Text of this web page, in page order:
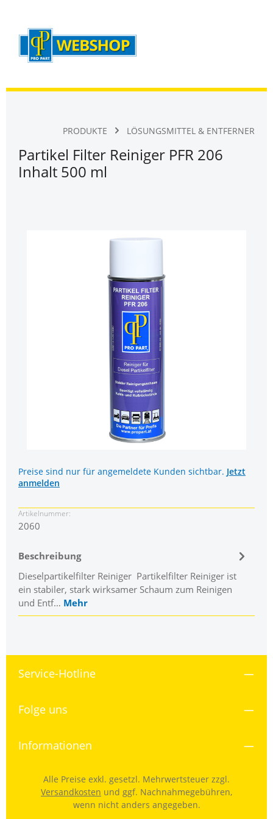
PRODUKTE LÖSUNGSMITTEL & ENTFERNER
Partikel Filter Reiniger PFR 206
Inhalt 500 ml
Bildergalerie überspringen
Preise sind nur für angemeldete Kunden sichtbar. Jetzt
anmelden
Artikelnummer:
2060
Beschreibung
Dieselpartikelfilter Reiniger Partikelfilter Reiniger ist
ein stabiler, stark wirksamer Schaum zum Reinigen
und Entf… Mehr
Service-Hotline
Folge uns
Informationen
Alle Preise exkl. gesetzl. Mehrwertsteuer zzgl.
Versandkosten und ggf. Nachnahmegebühren,
wenn nicht anders angegeben.